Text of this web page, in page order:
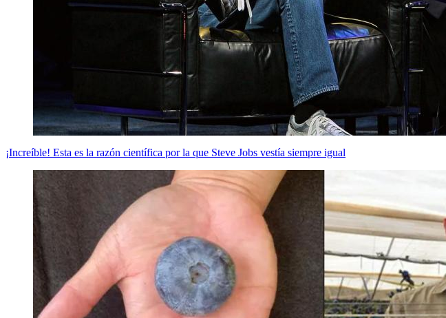
¡Increíble! Esta es la razón científica por la que Steve Jobs vestía siempre igual